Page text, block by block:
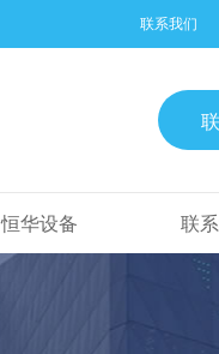
联系我们
恒华设备 联